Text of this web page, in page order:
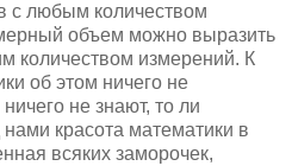
с любым количеством
объем можно выразить
количеством измерений. К
об этом ничего не
не знают, то ли
красота математики в
всяких заморочек,